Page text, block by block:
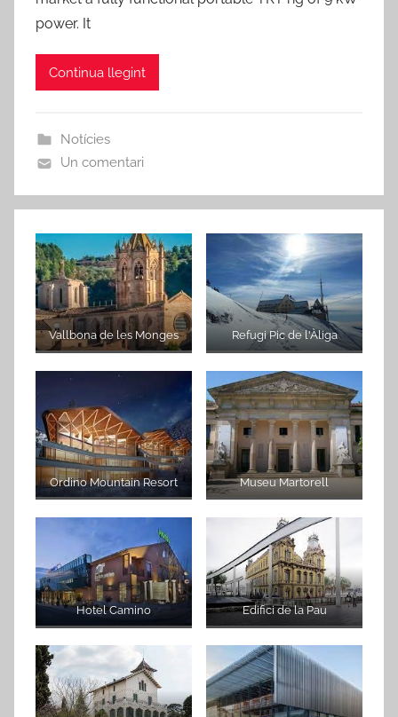
power. It
Continua llegint
Notícies
Un comentari
Vallbona de les Monges Refugi Pic de l'Àliga
Ordino Mountain Resort Museu Martorell
Hotel Camino Edifici de la Pau